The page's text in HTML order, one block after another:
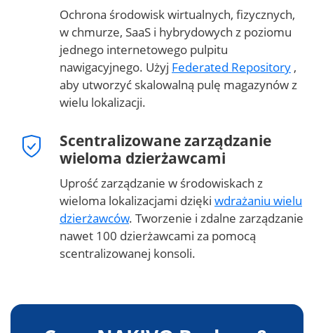
Ochrona środowisk wirtualnych, fizycznych,
w chmurze, SaaS i hybrydowych z poziomu
jednego internetowego pulpitu
nawigacyjnego. Użyj Federated Repository ,
aby utworzyć skalowalną pulę magazynów z
wielu lokalizacji.
Scentralizowane zarządzanie
wieloma dzierżawcami
Uprość zarządzanie w środowiskach z
wieloma lokalizacjami dzięki wdrażaniu wielu
dzierżawców. Tworzenie i zdalne zarządzanie
nawet 100 dzierżawcami za pomocą
scentralizowanej konsoli.